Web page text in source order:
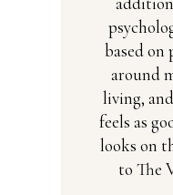
based on
around
living,
feels as
looks on
to The